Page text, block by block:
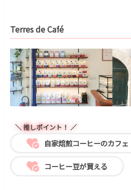
Terres de Café
＼ 推しポイント！ ／
自家焙煎コーヒーのカフェ
コーヒー豆が買える